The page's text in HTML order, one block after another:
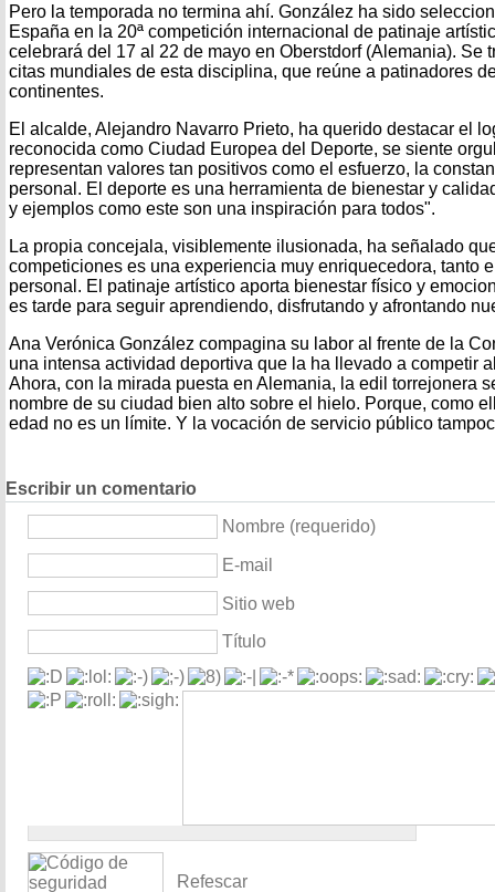
Pero la temporada no termina ahí. González ha sido
España en la 20ª competición internacional de patinaje
celebrará del 17 al 22 de mayo en Oberstdorf (Alemania). Se
citas mundiales de esta disciplina, que reúne a patinadores
continentes.
El alcalde, Alejandro Navarro Prieto, ha querido destacar el
reconocida como Ciudad Europea del Deporte, se siente
representan valores tan positivos como el esfuerzo, la
personal. El deporte es una herramienta de bienestar y
y ejemplos como este son una inspiración para todos".
La propia concejala, visiblemente ilusionada, ha señalado
competiciones es una experiencia muy enriquecedora, tanto
personal. El patinaje artístico aporta bienestar físico y
es tarde para seguir aprendiendo, disfrutando y afrontando
Ana Verónica González compagina su labor al frente de la
una intensa actividad deportiva que la ha llevado a competir
Ahora, con la mirada puesta en Alemania, la edil torrejonera
nombre de su ciudad bien alto sobre el hielo. Porque, como
edad no es un límite. Y la vocación de servicio público
Escribir un comentario
Nombre (requerido)
E-mail
Sitio web
Título
Refescar